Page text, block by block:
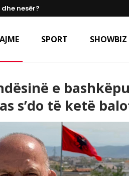
nesër?
SPORT SHOWBIZ
e
s’do të ketë